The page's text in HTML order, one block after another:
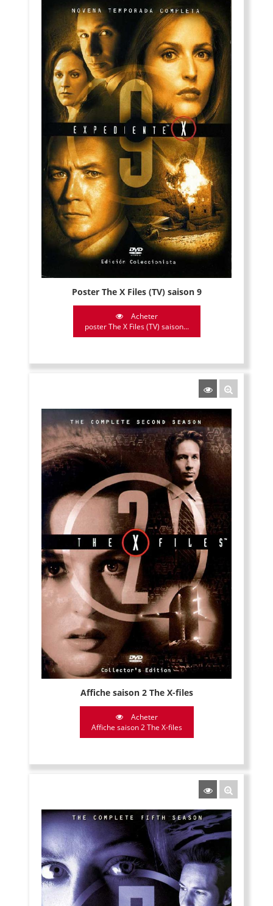
Poster The X Files (TV) saison 9
Acheter
poster The X Files (TV) saison...
Affiche saison 2 The X-files
Acheter
Affiche saison 2 The X-files